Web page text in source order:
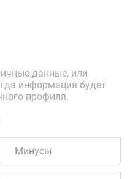
данные, или
информация будет
профиля.